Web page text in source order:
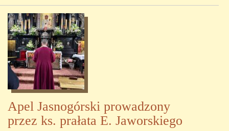
Apel Jasnogórski prowadzony
przez ks. prałata E. Jaworskiego